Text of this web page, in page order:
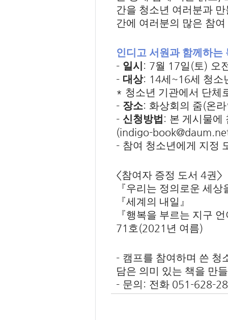
간을 청소년 여러분과
간에 여러분의 많은 참
인디고 서원과 함께하는
- 일시 : 7월 17일 (토) 오
- 대상: 14세 ~16세 청소
* 청소년 기관에서 단체
- 장소: 화상회의 줌(온
- 신청방법 : 본 게시물에
(indigo-
- 참여 청소년에게 지정
<참여자 증정 도서 4권 >
『우리는 정의로운 세상
『세계의 내일 』
『행복을 부르는 지구 언
71 호(2021 년 여름)
- 캠프를 참여하며 쓴 청
담은 의미 있는 책을 만
- 문의 : 전화 051-628-